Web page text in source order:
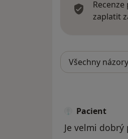
zaplatit
Pacient
Je velmi dobrý